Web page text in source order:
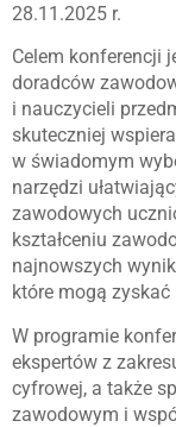
28.11.2025 r.
Celem konferencji
doradców
i nauczycieli
skuteczniej
w świadomym
narzędzi
zawodowych
kształceniu
najnowszych
które mogą zyskać
W programie
ekspertów z
cyfrowej, a także
zawodowym i